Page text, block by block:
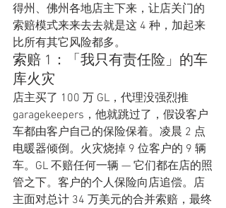
得州、佛州各地店主下来，让店关门的
索赔模式来来去去就是这 4 种，加起来
比所有其它风险都多。
索赔 1：「我只有责任险」的车
库火灾
店主买了 100 万 GL，代理没强烈推
garagekeepers，他就跳过了，假设客户
车都由客户自己的保险保着。凌晨 2 点
电暖器倾倒。火灾烧掉 9 位客户的 9 辆
车。GL 不赔任何一辆 — 它们都在店的照
管之下。客户的个人保险向店追偿。店
主面对总计 34 万美元的合并索赔，最终